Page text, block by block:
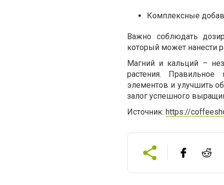
Комплексные
Важно соблюдать
который может нанести
Магний и кальций –
растения. Правильное
элементов и улучшить
залог успешного
Источник: https://